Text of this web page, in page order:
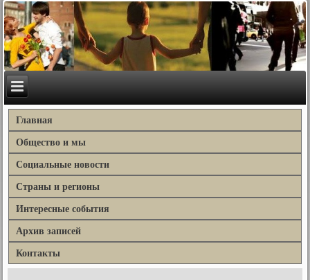
Главная
Общество и мы
Социальные новости
Страны и регионы
Интересные события
Архив записей
Контакты